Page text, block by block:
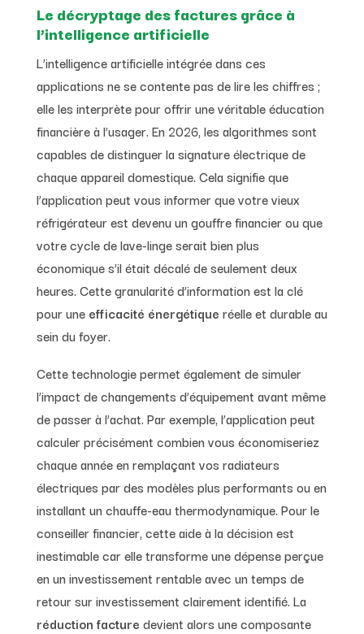
Le décryptage des factures grâce à
l’intelligence artificielle
L’intelligence artificielle intégrée dans ces
applications ne se contente pas de lire les chiffres ;
elle les interprète pour offrir une véritable éducation
financière à l’usager. En 2026, les algorithmes sont
capables de distinguer la signature électrique de
chaque appareil domestique. Cela signifie que
l’application peut vous informer que votre vieux
réfrigérateur est devenu un gouffre financier ou que
votre cycle de lave-linge serait bien plus
économique s’il était décalé de seulement deux
heures. Cette granularité d’information est la clé
pour une efficacité énergétique réelle et durable au
sein du foyer.
Cette technologie permet également de simuler
l’impact de changements d’équipement avant même
de passer à l’achat. Par exemple, l’application peut
calculer précisément combien vous économiseriez
chaque année en remplaçant vos radiateurs
électriques par des modèles plus performants ou en
installant un chauffe-eau thermodynamique. Pour le
conseiller financier, cette aide à la décision est
inestimable car elle transforme une dépense perçue
en un investissement rentable avec un temps de
retour sur investissement clairement identifié. La
réduction facture devient alors une composante